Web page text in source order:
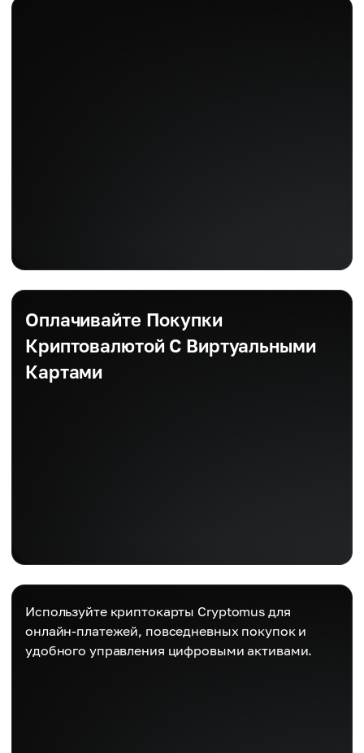
Оплачивайте Покупки
Криптовалютой С Виртуальными
Картами
Используйте криптокарты Cryptomus для
онлайн-платежей, повседневных покупок и
удобного управления цифровыми активами.